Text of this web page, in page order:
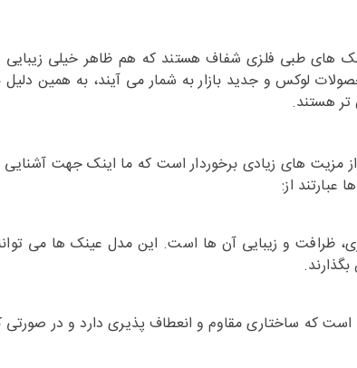
های طبی فلزی شفاف هستند که هم ظاهر خیلی زیبایی
لوکس و جدید بازار به شمار می آیند، به همین دلیل
تر هستند.
از مزیت های زیادی برخوردار است که ما اینک جهت
از:
و زیبایی آن ها است. این مدل عینک ها می توانند
که ساختاری مقاوم و انعطاف پذیری دارد و در صورتی